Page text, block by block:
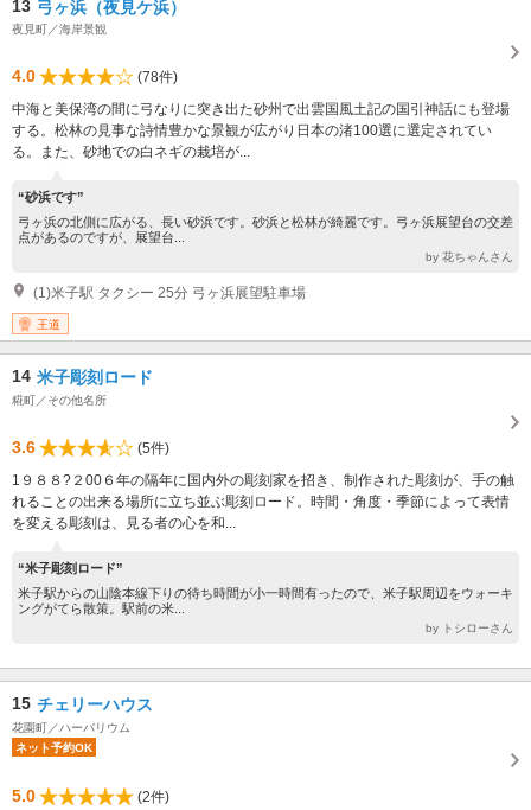
13 弓ヶ浜（夜見ケ浜）
夜見町／海岸景観
4.0
(78件)
中海と美保湾の間に弓なりに突き出た砂州で出雲国風土記の国引神話にも登場
する。松林の見事な詩情豊かな景観が広がり日本の渚100選に選定されてい
る。また、砂地での白ネギの栽培が...
“砂浜です”
弓ヶ浜の北側に広がる、長い砂浜です。砂浜と松林が綺麗です。弓ヶ浜展望台の交差
点があるのですが、展望台...
by 花ちゃんさん
(1)米子駅 タクシー 25分 弓ヶ浜展望駐車場
王道
14 米子彫刻ロード
糀町／その他名所
3.6
(5件)
1９８８?２00６年の隔年に国内外の彫刻家を招き、制作された彫刻が、手の触
れることの出来る場所に立ち並ぶ彫刻ロード。時間・角度・季節によって表情
を変える彫刻は、見る者の心を和...
“米子彫刻ロード”
米子駅からの山陰本線下りの待ち時間が小一時間有ったので、米子駅周辺をウォーキ
ングがてら散策。駅前の米...
by トシローさん
15 チェリーハウス
花園町／ハーバリウム
ネット予約OK
5.0 (2件)